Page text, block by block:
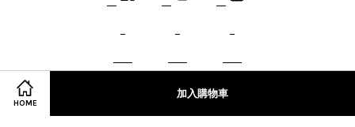
HOME
加入購物車